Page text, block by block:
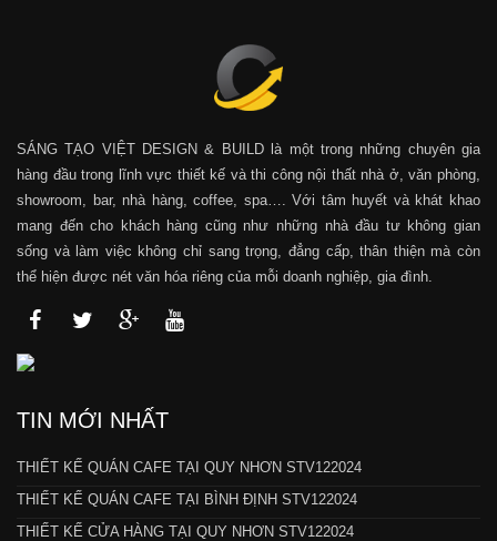
SÁNG TẠO VIỆT DESIGN & BUILD là một trong những chuyên gia
hàng đầu trong lĩnh vực thiết kế và thi công nội thất nhà ở, văn phòng,
showroom, bar, nhà hàng, coffee, spa…. Với tâm huyết và khát khao
mang đến cho khách hàng cũng như những nhà đầu tư không gian
sống và làm việc không chỉ sang trọng, đẳng cấp, thân thiện mà còn
thể hiện được nét văn hóa riêng của mỗi doanh nghiệp, gia đình.
TIN MỚI NHẤT
THIẾT KẾ QUÁN CAFE TẠI QUY NHƠN STV122024
THIẾT KẾ QUÁN CAFE TẠI BÌNH ĐỊNH STV122024
THIẾT KẾ CỬA HÀNG TẠI QUY NHƠN STV122024